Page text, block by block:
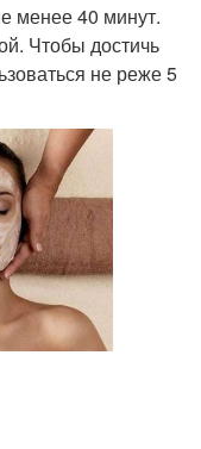
менее 40 минут.
Чтобы достичь
не реже 5